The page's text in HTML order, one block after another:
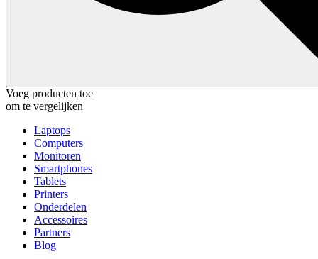
Voeg producten toe
om te vergelijken
Laptops
Computers
Monitoren
Smartphones
Tablets
Printers
Onderdelen
Accessoires
Partners
Blog